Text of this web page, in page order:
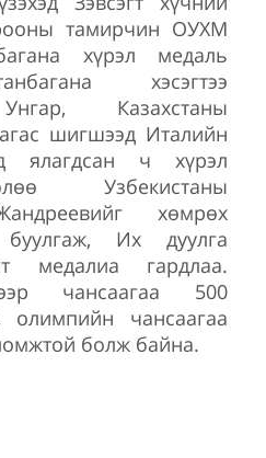
тамирчин ОУХМ
хүрэл медаль
хэсэгтээ
Казахстаны
шигшээд Италийн
ялагдсан ч хүрэл
Узбекистаны
хөмрөх
Их дуулга
медалиа гардлаа.
чансаагаа 500
олимпийн чансаагаа
болж байна.